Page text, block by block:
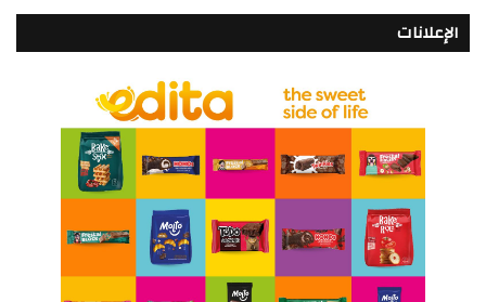
الإعلانات